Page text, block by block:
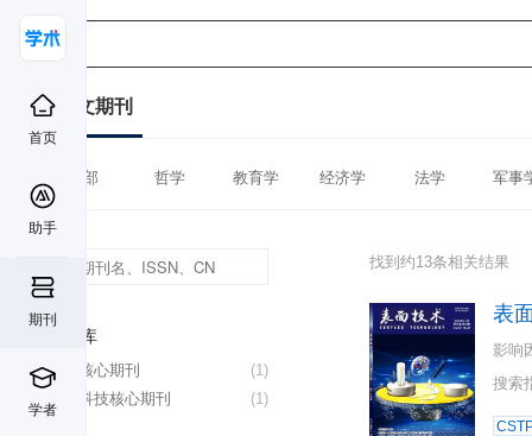
首页
助手
期刊
学者
中文期刊
全部 哲学 教育学 经济学 法学 军事
数据库
(1)
北大核心期刊
(1)
中国科技核心期刊
找到约13条相关结果
表
影响
搜索